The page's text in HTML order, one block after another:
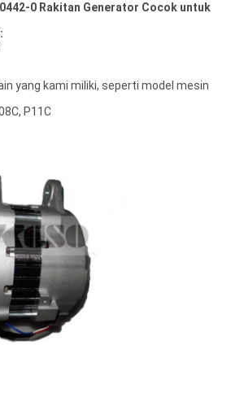
0 Rakitan Generator Cocok untuk
yang kami miliki, seperti model mesin
P11C